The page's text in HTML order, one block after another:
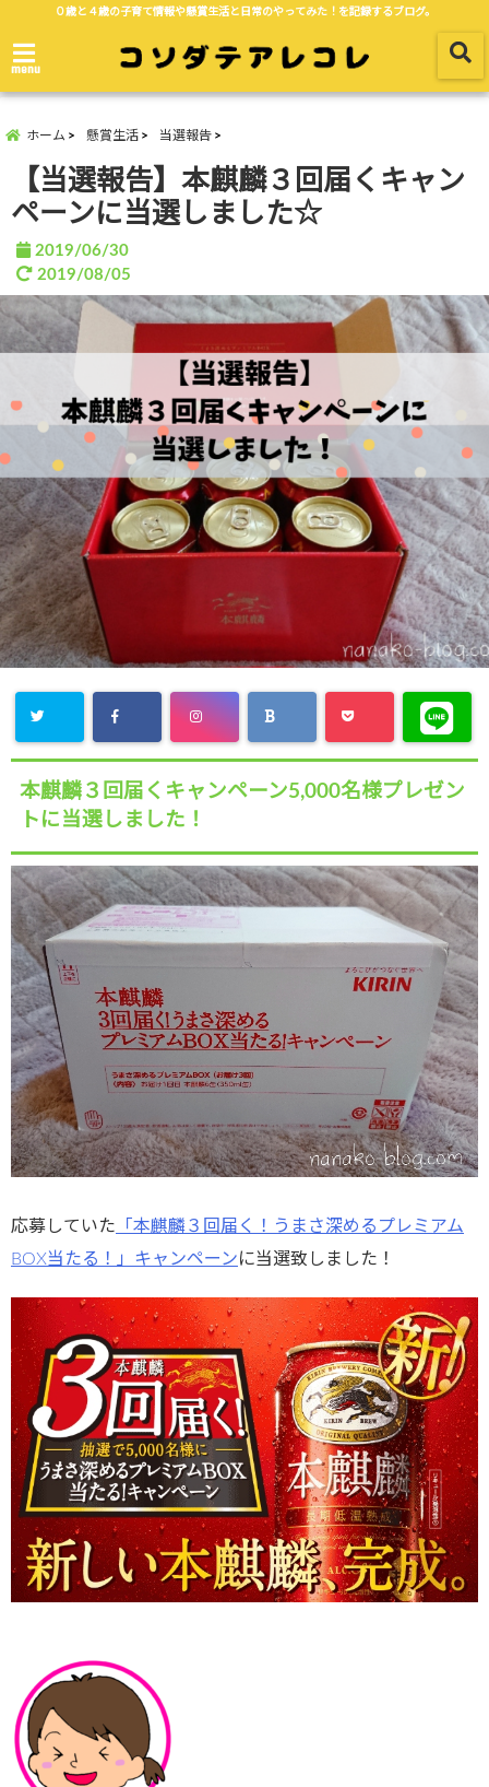
０歳と４歳の子育て情報や懸賞生活と日常のやってみた！を記録するブログ。
menu
ホーム 懸賞生活 当選報告
【当選報告】本麒麟３回届くキャン
ペーンに当選しました☆
2019/06/30
2019/08/05
本麒麟３回届くキャンペーン5,000名様プレゼン
トに当選しました！
応募していた 「本麒麟３回届く！うまさ深めるプレミアム
BOX当たる！」キャンペーンに当選致しました！